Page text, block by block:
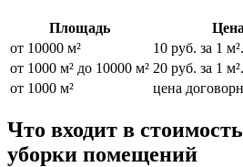
Площадь
Цена
от 10000 м²
10 руб. за 1 м².
от 1000 м² до 10000 м² 20 руб. за 1 м².
от 1000 м²
цена
Что входит в
уборки помещений